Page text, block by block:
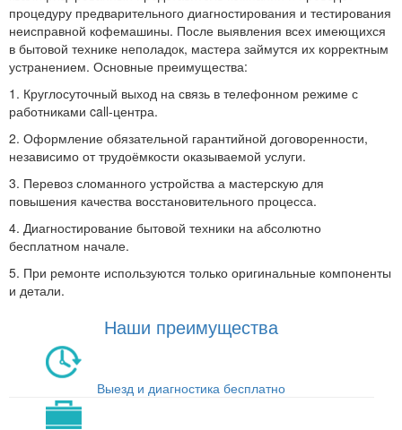
процедуру предварительного диагностирования и тестирования
неисправной кофемашины. После выявления всех имеющихся
в бытовой технике неполадок, мастера займутся их корректным
устранением. Основные преимущества:
1. Круглосуточный выход на связь в телефонном режиме с
работниками call-центра.
2. Оформление обязательной гарантийной договоренности,
независимо от трудоёмкости оказываемой услуги.
3. Перевоз сломанного устройства а мастерскую для
повышения качества восстановительного процесса.
4. Диагностирование бытовой техники на абсолютно
бесплатном начале.
5. При ремонте используются только оригинальные компоненты
и детали.
Наши преимущества
Выезд и диагностика бесплатно